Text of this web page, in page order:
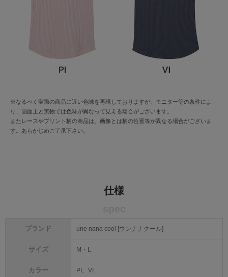
※なるべく実際の商品に近い色味を再現しておりますが、モニター等の条件によ
り、画面上と実物では色味が異なって見える場合がございます。
またレースやプリント柄の商品は、画像とは柄の位置等が異なる場合がございま
す。あらかじめご了承下さい。
仕様
ブランド une nana cool [ウンナナクール]
サイズ M・L
カラー PI、VI